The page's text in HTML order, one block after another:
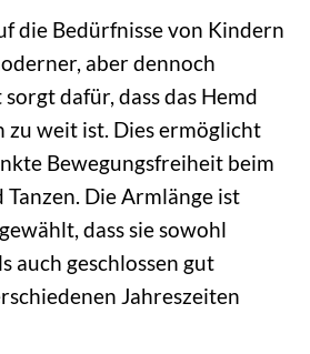
die Bedürfnisse von Kindern
aber dennoch
dafür, dass das Hemd
zu weit ist. Dies ermöglicht
Bewegungsfreiheit beim
Tanzen. Die Armlänge ist
dass sie sowohl
auch geschlossen gut
Jahreszeiten